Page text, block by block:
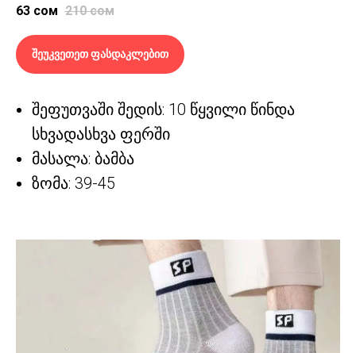
63 сом 210 сом
შეუკვეთეთ ფასდაკლებით
შეფუთვაში შედის: 10 წყვილი წინდა
სხვადასხვა ფერში
მასალა: ბამბა
ზომა: 39-45